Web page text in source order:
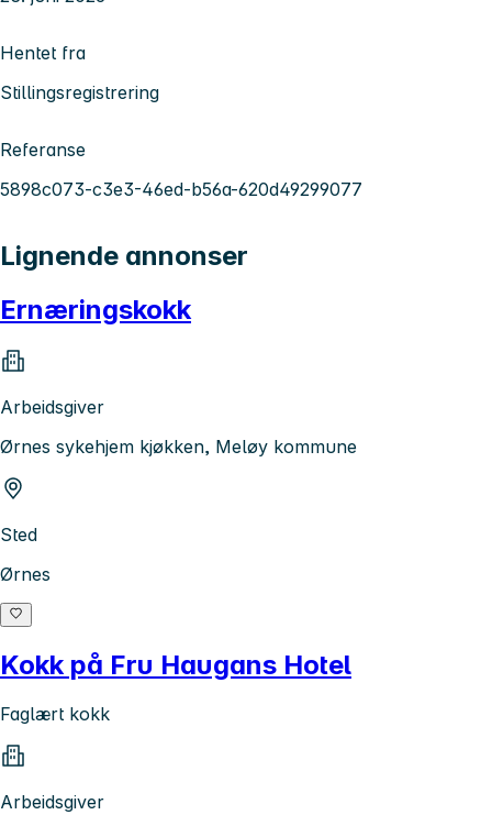
Hentet fra
Stillingsregistrering
Referanse
5898c073-c3e3-46ed-b56a-620d49299077
Lignende annonser
Ernæringskokk
Arbeidsgiver
Ørnes sykehjem kjøkken, Meløy kommune
Sted
Ørnes
Kokk på Fru Haugans Hotel
Faglært kokk
Arbeidsgiver